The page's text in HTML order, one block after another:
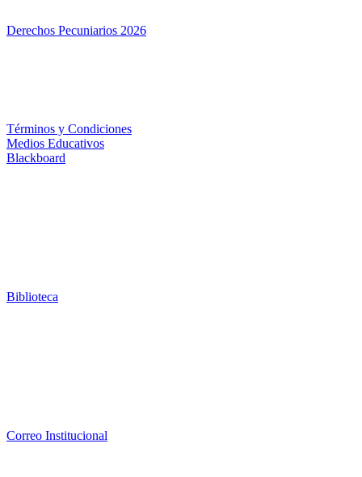
Derechos Pecuniarios 2026
Términos y Condiciones
Medios Educativos
Blackboard
Biblioteca
Correo Institucional